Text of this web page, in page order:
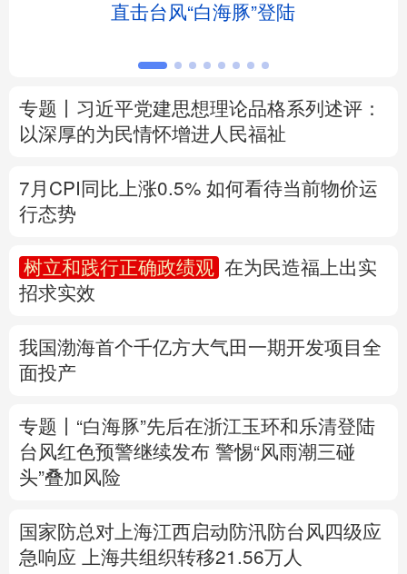
安徽 福建
河南 湖北
广东 广西 海南 重庆
陕西
新疆 内蒙古
English
Русский язык 日本語 한국어
Deutsch
直击台风“白海豚”登陆
专题丨 习近平党建思想理论品格系列述评：
以深厚的为民情怀增进人民福祉
7月CPI同比上涨0.5% 如何看待当前物价运
行态势
树立和践行正确政绩观
在为民造福上出实
招求实效
我国渤海首个千亿方大气田一期开发项目全
面投产
专题丨 “白海豚”先后在浙江玉环和乐清登陆
台风红色预警继续发布 警惕“风雨潮三碰
头”叠加风险
国家防总对上海江西启动防汛防台风四级应
急响应
上海共组织转移21.56万人